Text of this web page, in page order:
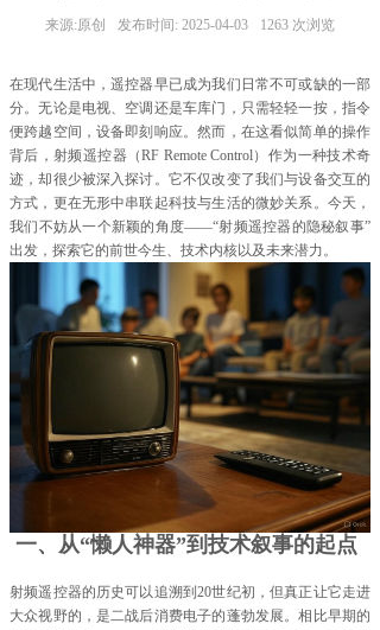
来源:原创 发布时间: 2025-04-03 1263 次浏览
在现代生活中，遥控器早已成为我们日常不可或缺的一部
分。无论是电视、空调还是车库门，只需轻轻一按，指令
便跨越空间，设备即刻响应。然而，在这看似简单的操作
背后，射频遥控器（RF Remote Control）作为一种技术奇
迹，却很少被深入探讨。它不仅改变了我们与设备交互的
方式，更在无形中串联起科技与生活的微妙关系。今天，
我们不妨从一个新颖的角度——“射频遥控器的隐秘叙事”
出发，探索它的前世今生、技术内核以及未来潜力。
一、从“懒人神器”到技术叙事的起点
射频遥控器的历史可以追溯到20世纪初，但真正让它走进
大众视野的，是二战后消费电子的蓬勃发展。相比早期的